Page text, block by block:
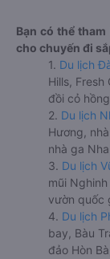
Bạn có thể
cho chuyến đi
1. Du lịch
Hills,
đồi cỏ
2. Du lịch
Hương,
nhà ga
3. Du lịch
mũi
vườn quốc
4. Du lịch
bay, Bàu
đảo Hòn